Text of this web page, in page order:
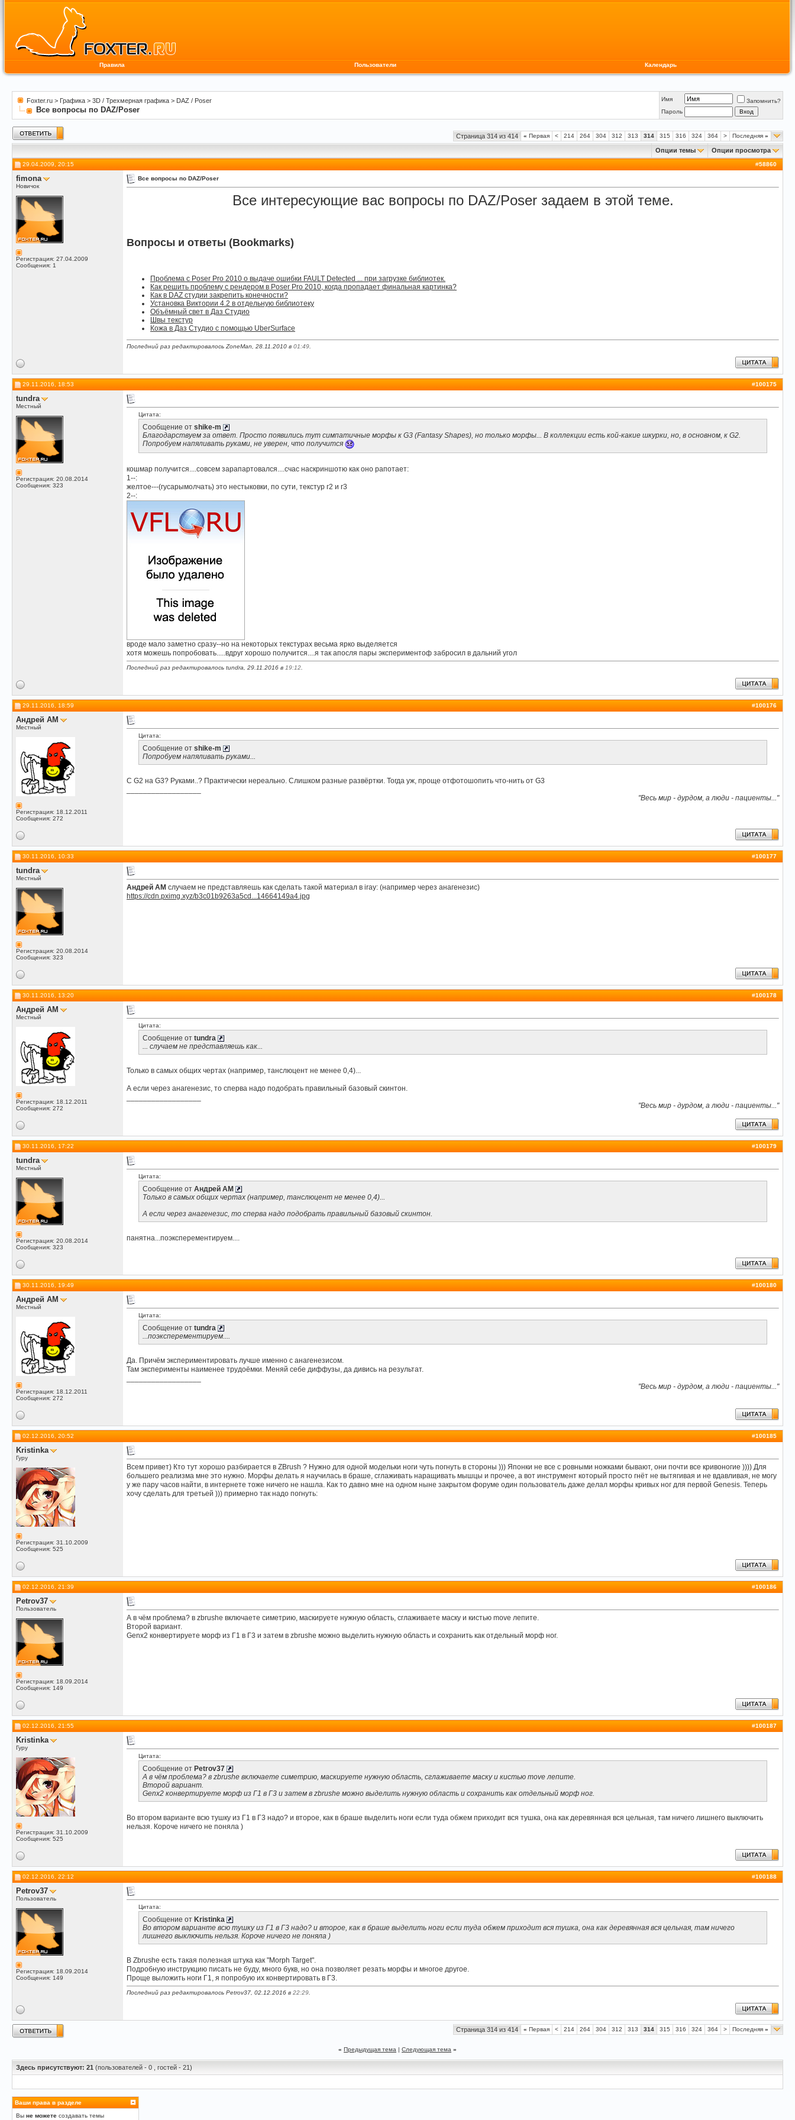
Правила Пользователи Календарь
Foxter.ru > Графика > 3D / Трехмерная графика > DAZ / Poser
Все вопросы по DAZ/Poser
Имя
Запомнить?
Пароль
Страница 314 из 414 « Первая < 214 264 304 312 313 314 315 316 324 364 > Последняя »
Опции темы Опции просмотра
29.04.2009, 20:15 #58860
fimona
Новичок
Регистрация: 27.04.2009
Сообщения: 1
Все вопросы по DAZ/Poser
Все интересующие вас вопросы по DAZ/Poser задаем в этой теме.
Вопросы и ответы (Bookmarks)
Проблема с Poser Pro 2010 о выдаче ошибки FAULT Detected ... при загрузке библиотек.
Как решить проблему с рендером в Poser Pro 2010, когда пропадает финальная картинка?
Как в DAZ студии закрепить конечности?
Установка Виктории 4.2 в отдельную библиотеку
Объёмный свет в Даз Студио
Швы текстур
Кожа в Даз Студио с помощью UberSurface
Последний раз редактировалось ZoneMan, 28.11.2010 в 01:49
29.11.2016, 18:53 #100175
tundra
Местный
Регистрация: 20.08.2014
Сообщения: 323
Цитата:
Сообщение от shike-m
Благодарствуем за ответ. Просто появились тут симпатичные морфы к G3 (Fantasy Shapes), но только морфы... В коллекции есть кой-какие шкурки, но, в основном, к G2.
Попробуем напяливать руками, не уверен, что получится
кошмар получится....совсем зарапартовался....счас наскриншотю как оно рапотает:
1--:
желтое---(гусарымолчать) это нестыковки, по сути, текстур г2 и г3
2--:
вроде мало заметно сразу--но на некоторых текстурах весьма ярко выделяется
хотя можешь попробовать.....вдруг хорошо получится....я так апосля пары экспериментоф забросил в дальний угол
Последний раз редактировалось tundra, 29.11.2016 в 19:12
29.11.2016, 18:59 #100176
Андрей АМ
Местный
Регистрация: 18.12.2011
Сообщения: 272
Цитата:
Сообщение от shike-m
Попробуем напяливать руками...
С G2 на G3? Руками..? Практически нереально. Слишком разные развёртки. Тогда уж, проще отфотошопить что-нить от G3
"Весь мир - дурдом, а люди - пациенты..."
30.11.2016, 10:33 #100177
tundra
Местный
Регистрация: 20.08.2014
Сообщения: 323
Андрей АМ случаем не представляешь как сделать такой материал в iray: (например через анагенезис)
https://cdn.pximg.xyz/b3c01b9263a5cd...14664149a4.jpg
30.11.2016, 13:20 #100178
Андрей АМ
Местный
Регистрация: 18.12.2011
Сообщения: 272
Цитата:
Сообщение от tundra
... случаем не представляешь как...
Только в самых общих чертах (например, танслюцент не менее 0,4)...
А если через анагенезис, то сперва надо подобрать правильный базовый скинтон.
"Весь мир - дурдом, а люди - пациенты..."
30.11.2016, 17:22 #100179
tundra
Местный
Регистрация: 20.08.2014
Сообщения: 323
Цитата:
Сообщение от Андрей АМ
Только в самых общих чертах (например, танслюцент не менее 0,4)...
А если через анагенезис, то сперва надо подобрать правильный базовый скинтон.
панятна...поэксперементируем....
30.11.2016, 19:49 #100180
Андрей АМ
Местный
Регистрация: 18.12.2011
Сообщения: 272
Цитата:
Сообщение от tundra
...поэксперементируем....
Да. Причём экспериментировать лучше именно с анагенезисом.
Там эксперименты наименее трудоёмки. Меняй себе диффузы, да дивись на результат.
"Весь мир - дурдом, а люди - пациенты..."
02.12.2016, 20:52 #100185
Kristinka
Гуру
Регистрация: 31.10.2009
Сообщения: 525
Всем привет) Кто тут хорошо разбирается в ZBrush ? Нужно для одной модельки ноги чуть погнуть в стороны ))) Японки не все с ровными ножками бывают, они почти все кривоногие )))) Для
большего реализма мне это нужно. Морфы делать я научилась в браше, сглаживать наращивать мышцы и прочее, а вот инструмент который просто гнёт не вытягивая и не вдавливая, не могу
у же пару часов найти, в интернете тоже ничего не нашла. Как то давно мне на одном ныне закрытом форуме один пользователь даже делал морфы кривых ног для первой Genesis. Теперь
хочу сделать для третьей ))) примерно так надо погнуть:
02.12.2016, 21:39 #100186
Petrov37
Пользователь
Регистрация: 18.09.2014
Сообщения: 149
А в чём проблема? в zbrushе включаете симетрию, маскируете нужную область, сглаживаете маску и кистью move лепите.
Второй вариант.
Genx2 конвертируете морф из Г1 в Г3 и затем в zbrushе можно выделить нужную область и сохранить как отдельный морф ног.
02.12.2016, 21:55 #100187
Kristinka
Гуру
Регистрация: 31.10.2009
Сообщения: 525
Цитата:
Сообщение от Petrov37
А в чём проблема? в zbrushе включаете симетрию, маскируете нужную область, сглаживаете маску и кистью move лепите.
Второй вариант.
Genx2 конвертируете морф из Г1 в Г3 и затем в zbrushе можно выделить нужную область и сохранить как отдельный морф ног.
Во втором варианте всю тушку из Г1 в Г3 надо? и второе, как в браше выделить ноги если туда обжем приходит вся тушка, она как деревянная вся цельная, там ничего лишнего выключить
нельзя. Короче ничего не поняла )
02.12.2016, 22:12 #100188
Petrov37
Пользователь
Регистрация: 18.09.2014
Сообщения: 149
Цитата:
Сообщение от Kristinka
Во втором варианте всю тушку из Г1 в Г3 надо? и второе, как в браше выделить ноги если туда обжем приходит вся тушка, она как деревянная вся цельная, там ничего
лишнего выключить нельзя. Короче ничего не поняла )
В Zbrushе есть такая полезная штука как "Morph Target".
Подробную инструкцию писать не буду, много букв, но она позволяет резать морфы и многое другое.
Проще выложить ноги Г1, я попробую их конвертировать в Г3.
Последний раз редактировалось Petrov37, 02.12.2016 в 22:29
Страница 314 из 414 « Первая < 214 264 304 312 313 314 315 316 324 364 > Последняя »
« Предыдущая тема | Следующая тема »
Здесь присутствуют: 21 (пользователей - 0 , гостей - 21)
Ваши права в разделе
Вы не можете создавать темы